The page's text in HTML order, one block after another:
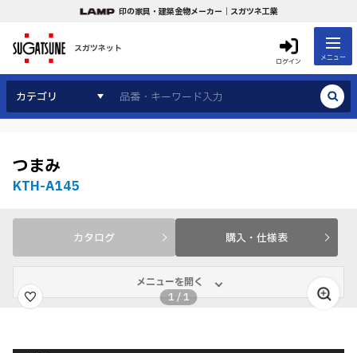
印の家具・建築金物メーカー｜スガツネ工業
スガツネット
ログイン メニュー
カテゴリ
つまみ
KTH-A145
カタログ 購入・仕様表
メニューを開く
1 /1